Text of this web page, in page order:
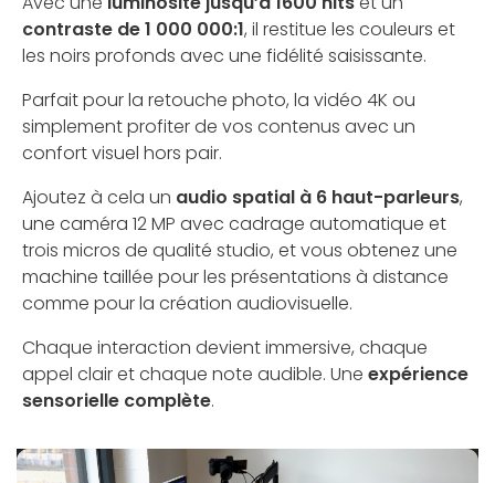
contraste de 1 000 000:1, il restitue les couleurs et
les noirs profonds avec une fidélité saisissante.
Parfait pour la retouche photo, la vidéo 4K ou
simplement profiter de vos contenus avec un
confort visuel hors pair.
Ajoutez à cela un audio spatial à 6 haut-parleurs,
une caméra 12 MP avec cadrage automatique et
trois micros de qualité studio, et vous obtenez une
machine taillée pour les présentations à distance
comme pour la création audiovisuelle.
Chaque interaction devient immersive, chaque
appel clair et chaque note audible. Une expérience
sensorielle complète.